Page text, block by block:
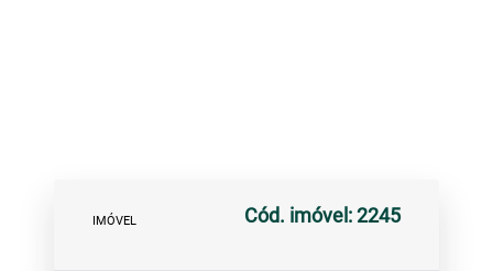
IMÓVEL Cód. imóvel: 2245